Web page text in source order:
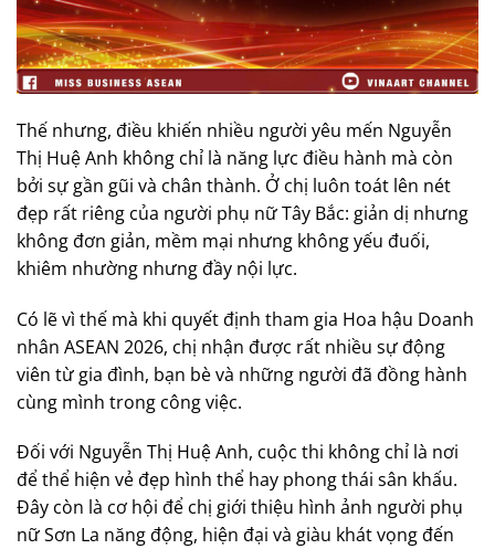
Thế nhưng, điều khiến nhiều người yêu mến Nguyễn
Thị Huệ Anh không chỉ là năng lực điều hành mà còn
bởi sự gần gũi và chân thành. Ở chị luôn toát lên nét
đẹp rất riêng của người phụ nữ Tây Bắc: giản dị nhưng
không đơn giản, mềm mại nhưng không yếu đuối,
khiêm nhường nhưng đầy nội lực.
Có lẽ vì thế mà khi quyết định tham gia Hoa hậu Doanh
nhân ASEAN 2026, chị nhận được rất nhiều sự động
viên từ gia đình, bạn bè và những người đã đồng hành
cùng mình trong công việc.
Đối với Nguyễn Thị Huệ Anh, cuộc thi không chỉ là nơi
để thể hiện vẻ đẹp hình thể hay phong thái sân khấu.
Đây còn là cơ hội để chị giới thiệu hình ảnh người phụ
nữ Sơn La năng động, hiện đại và giàu khát vọng đến